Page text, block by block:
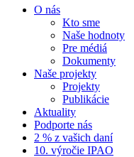
O nás
Kto sme
Naše hodnoty
Pre médiá
Dokumenty
Naše projekty
Projekty
Publikácie
Aktuality
Podporte nás
2 % z vašich daní
10. výročie IPAO